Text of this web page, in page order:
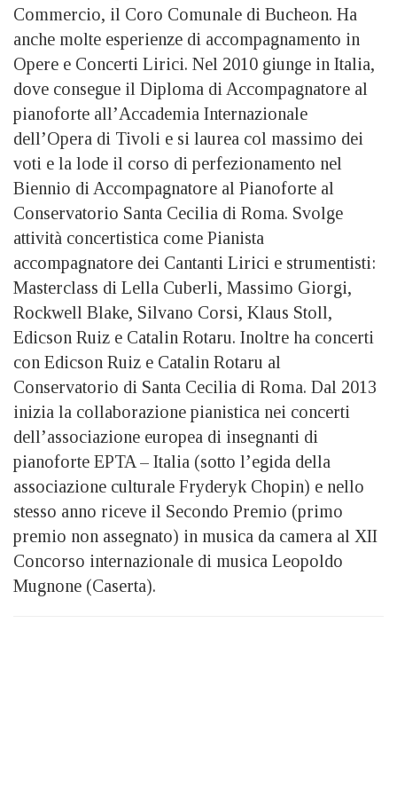
Commercio, il Coro Comunale di Bucheon. Ha
anche molte esperienze di accompagnamento in
Opere e Concerti Lirici. Nel 2010 giunge in Italia,
dove consegue il Diploma di Accompagnatore al
pianoforte all’Accademia Internazionale
dell’Opera di Tivoli e si laurea col massimo dei
voti e la lode il corso di perfezionamento nel
Biennio di Accompagnatore al Pianoforte al
Conservatorio Santa Cecilia di Roma. Svolge
attività concertistica come Pianista
accompagnatore dei Cantanti Lirici e strumentisti:
Masterclass di Lella Cuberli, Massimo Giorgi,
Rockwell Blake, Silvano Corsi, Klaus Stoll,
Edicson Ruiz e Catalin Rotaru. Inoltre ha concerti
con Edicson Ruiz e Catalin Rotaru al
Conservatorio di Santa Cecilia di Roma. Dal 2013
inizia la collaborazione pianistica nei concerti
dell’associazione europea di insegnanti di
pianoforte EPTA – Italia (sotto l’egida della
associazione culturale Fryderyk Chopin) e nello
stesso anno riceve il Secondo Premio (primo
premio non assegnato) in musica da camera al XII
Concorso internazionale di musica Leopoldo
Mugnone (Caserta).